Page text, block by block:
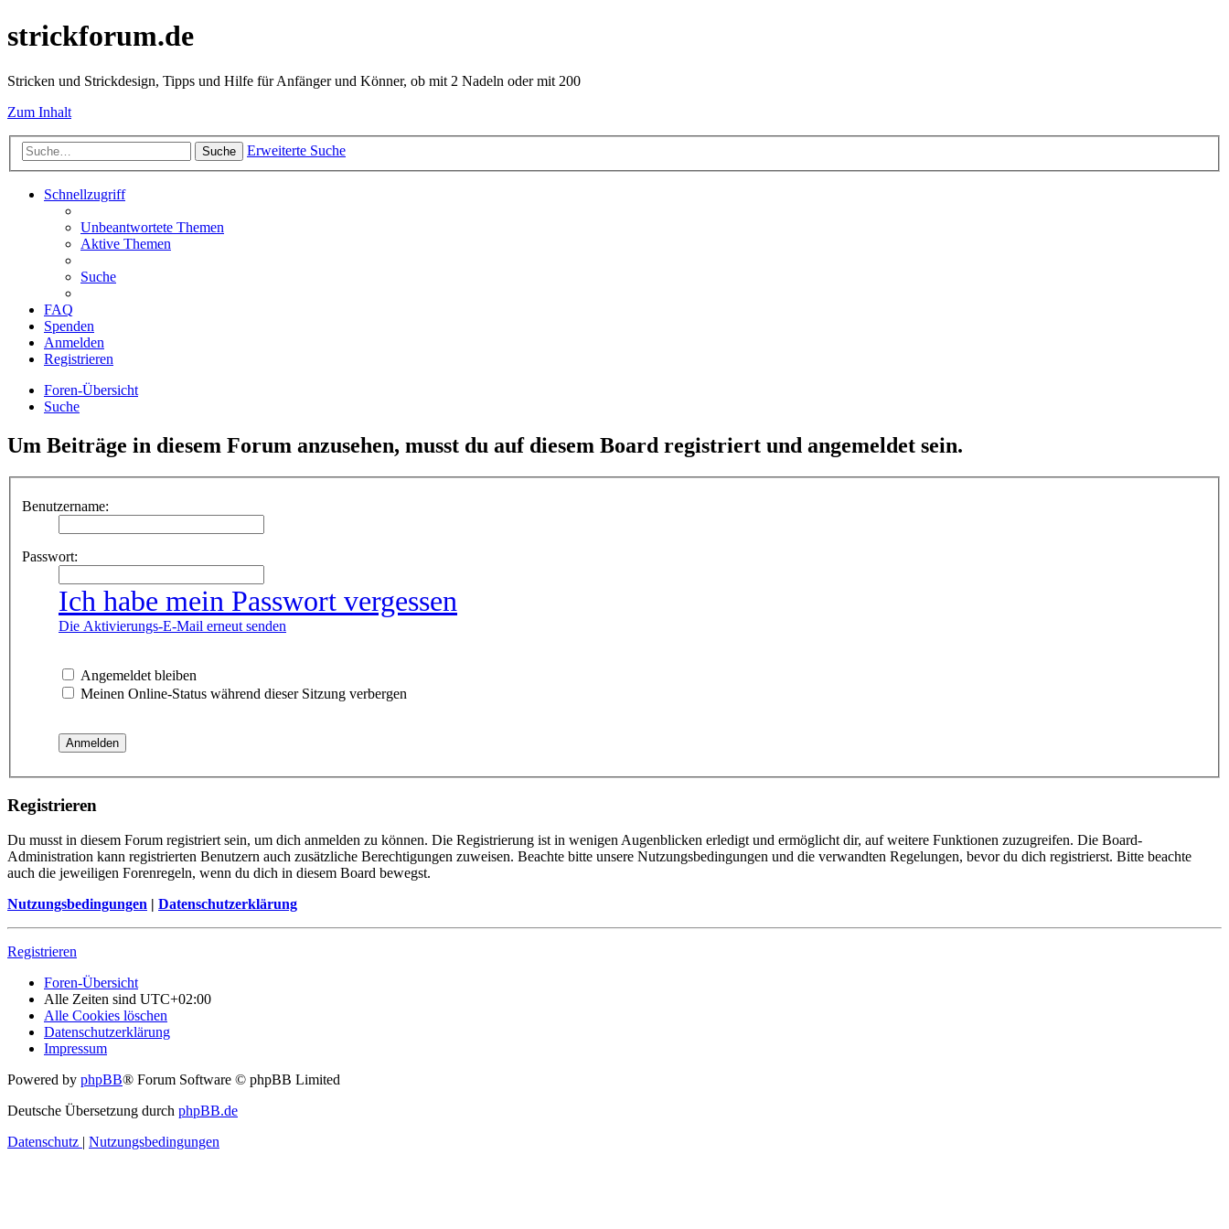
strickforum.de
Stricken und Strickdesign, Tipps und Hilfe für Anfänger und Könner, ob mit 2 Nadeln oder mit 200
Zum Inhalt
Suche Erweiterte Suche
Schnellzugriff
Unbeantwortete Themen
Aktive Themen
Suche
FAQ
Spenden
Anmelden
Registrieren
Foren-Übersicht
Suche
Um Beiträge in diesem Forum anzusehen, musst du auf diesem Board registriert und angemeldet sein.
Benutzername:
Passwort:
Ich habe mein Passwort vergessen
Die Aktivierungs-E-Mail erneut senden
Angemeldet bleiben
Meinen Online-Status während dieser Sitzung verbergen
Registrieren
Du musst in diesem Forum registriert sein, um dich anmelden zu können. Die Registrierung ist in wenigen Augenblicken erledigt und ermöglicht dir, auf weitere Funktionen zuzugreifen. Die Board-
Administration kann registrierten Benutzern auch zusätzliche Berechtigungen zuweisen. Beachte bitte unsere Nutzungsbedingungen und die verwandten Regelungen, bevor du dich registrierst. Bitte beachte
auch die jeweiligen Forenregeln, wenn du dich in diesem Board bewegst.
Nutzungsbedingungen | Datenschutzerklärung
Registrieren
Foren-Übersicht
Alle Zeiten sind UTC+02:00
Alle Cookies löschen
Datenschutzerklärung
Impressum
Powered by phpBB® Forum Software © phpBB Limited
Deutsche Übersetzung durch phpBB.de
Datenschutz | Nutzungsbedingungen